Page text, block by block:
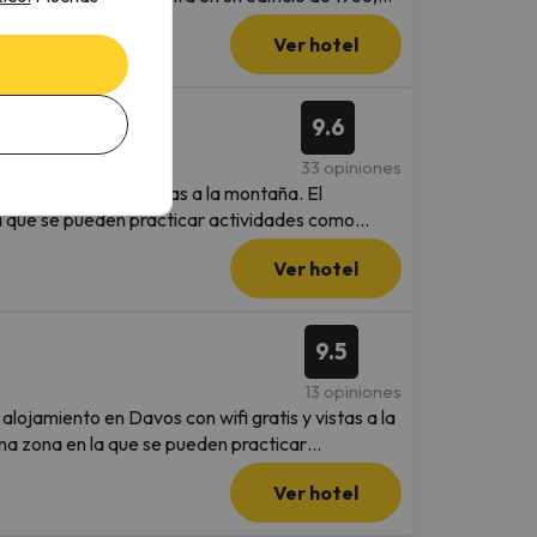
de comedor, cocina totalmente equipada y
privado gratis y también tiene wifi gratis
Ver hotel
9.6
33 opiniones
con wifi gratis y vistas a la montaña. El
se pueden practicar actividades como
y 1 baño con bañera. Hay toallas y ropa de
km. El aeropuerto (Aeropuerto de St Gallen -
be parked on the sliding platforms in the
no se pueden celebrar despedidas de
directamente con el alojamiento. Los
realizar el pago antes de la llegada a
contigo después de reservar para darte las
Ver hotel
9.5
13 opiniones
en Davos con wifi gratis y vistas a la
zona en la que se pueden practicar
cocina totalmente equipada y terraza con
toallas y ropa de cama por un suplemento. El
Ver hotel